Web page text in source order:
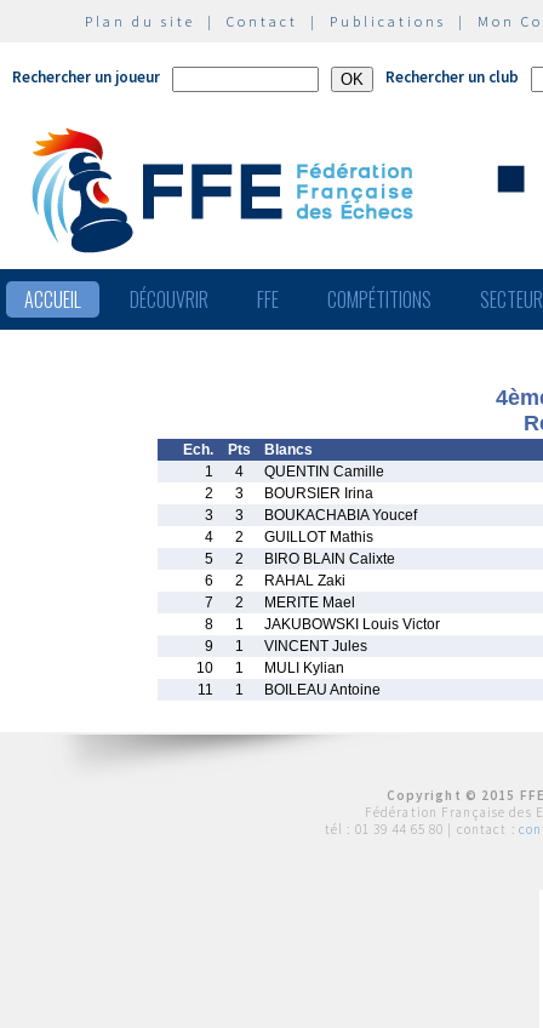
Plan du site | Contact | Publications | Mon
Rechercher un joueur Rechercher un club
ACCUEIL DÉCOUVRIR FFE COMPÉTITIONS
Ech. Pts
Blancs
1
4
QUENTIN Camille
2
3
BOURSIER Irina
3
3
BOUKACHABIA Youcef
4
2
GUILLOT Mathis
5
2
BIRO BLAIN Calixte
6
2
RAHAL Zaki
7
2
MERITE Mael
8
1
JAKUBOWSKI Louis Victor
9
1
VINCENT Jules
10
1
MULI Kylian
11
1 BOILEAU Antoine
Copyright © 2015
Fédération Française des
tél : 01 39 44 65 80 | contact :